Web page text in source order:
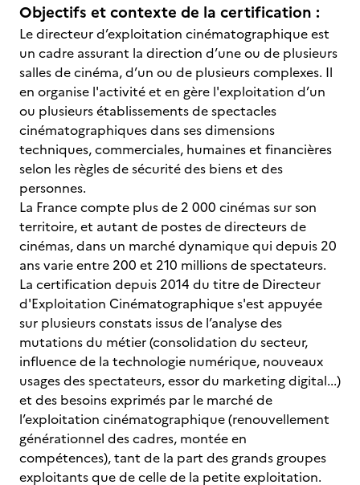
Objectifs et contexte de la certification :
Le directeur d’exploitation cinématographique est
un cadre assurant la direction d’une ou de plusieurs
salles de cinéma, d’un ou de plusieurs complexes. Il
en organise l'activité et en gère l'exploitation d’un
ou plusieurs établissements de spectacles
cinématographiques dans ses dimensions
techniques, commerciales, humaines et financières
selon les règles de sécurité des biens et des
personnes.
La France compte plus de 2 000 cinémas sur son
territoire, et autant de postes de directeurs de
cinémas, dans un marché dynamique qui depuis 20
ans varie entre 200 et 210 millions de spectateurs.
La certification depuis 2014 du titre de Directeur
d'Exploitation Cinématographique s'est appuyée
sur plusieurs constats issus de l’analyse des
mutations du métier (consolidation du secteur,
influence de la technologie numérique, nouveaux
usages des spectateurs, essor du marketing digital...)
et des besoins exprimés par le marché de
l’exploitation cinématographique (renouvellement
générationnel des cadres, montée en
compétences), tant de la part des grands groupes
exploitants que de celle de la petite exploitation.